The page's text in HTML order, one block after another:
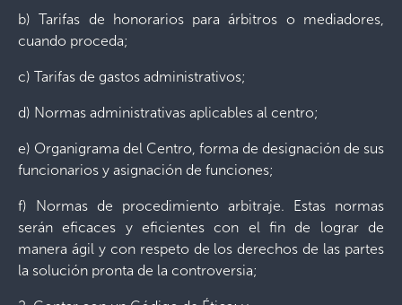
b) Tarifas de honorarios para árbitros o mediadores,
cuando proceda;
c) Tarifas de gastos administrativos;
d) Normas administrativas aplicables al centro;
e) Organigrama del Centro, forma de designación de sus
funcionarios y asignación de funciones;
f) Normas de procedimiento arbitraje. Estas normas
serán eficaces y eficientes con el fin de lograr de
manera ágil y con respeto de los derechos de las partes
la solución pronta de la controversia;